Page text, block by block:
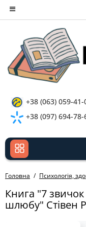
+38 (063) 059-41-
+38 (097) 694-78-
Головна Психологія,
Книга "7
шлюбу" Стівен